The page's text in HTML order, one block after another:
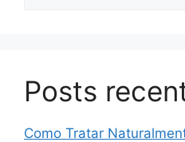
Posts
Como Tratar